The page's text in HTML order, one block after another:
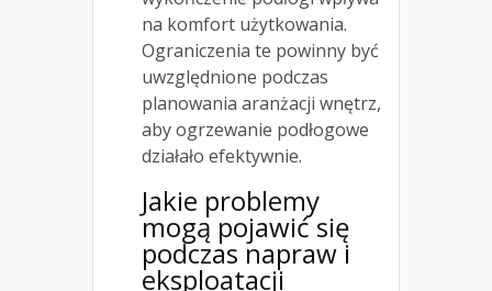
na komfort użytkowania.
Ograniczenia te powinny być
uwzględnione podczas
planowania aranżacji wnętrz,
aby ogrzewanie podłogowe
działało efektywnie.
Jakie problemy
mogą pojawić się
podczas napraw i
eksploatacji